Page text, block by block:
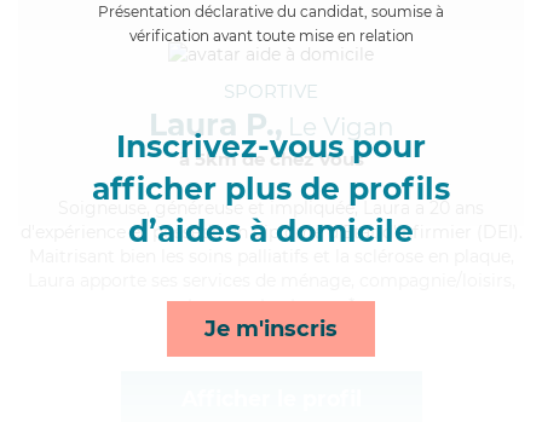
Présentation déclarative du candidat, soumise à
vérification avant toute mise en relation
Inscrivez-vous pour
afficher plus de profils
d’aides à domicile
Je m'inscris
SPORTIVE
Laura P., Le Vigan
à 5km de chez Vous
, généreuse et impliquée, Laura a 20 ans
d'expérience et possède un diplôme d'Etat d'infirmier (DEI).
transports et repas*